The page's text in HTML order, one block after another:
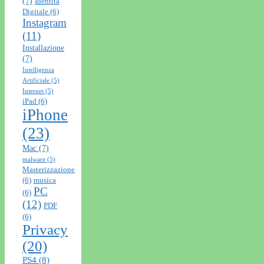
Digitale (6)
Instagram
(11)
Installazione
(7)
Intelligenza
Artificiale (5)
Internet (5)
iPad (6)
iPhone
(23)
Mac (7)
malware (5)
Masterizzazione
(6) musica
(6) PC
(12) PDF
(6)
Privacy
(20)
PS4 (8)